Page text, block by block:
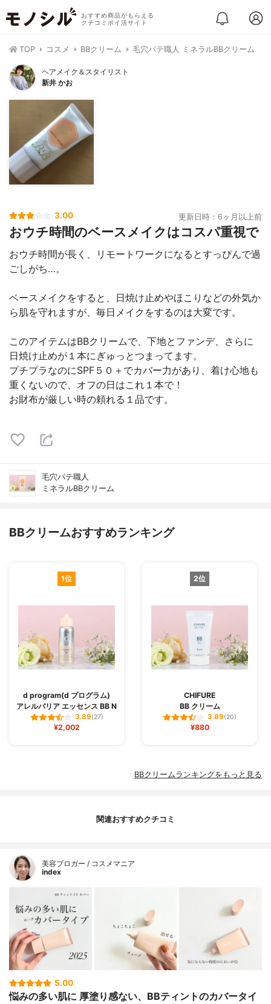
おすすめ商品がもらえる
クチコミポイ活サイト
TOP コスメ BBクリーム 毛穴パテ職人 ミネラルBBクリーム
ヘアメイク＆スタイリスト
新井 かお
3.00 更新日時：6ヶ月以上前
おウチ時間のベースメイクはコスパ重視で
おウチ時間が長く、リモートワークになるとすっぴんで過
ごしがち…。
ベースメイクをすると、日焼け止めやほこりなどの外気か
ら肌を守れますが、毎日メイクをするのは大変です。
このアイテムはBBクリームで、下地とファンデ、さらに
日焼け止めが１本にぎゅっとつまってます。
プチプラなのにSPF５０＋でカバー力があり、着け心地も
重くないので、オフの日はこれ１本で！
お財布が厳しい時の頼れる１品です。
毛穴パテ職人
ミネラルBBクリーム
BBクリームおすすめランキング
1位
d program(d プログラム)
アレルバリア エッセンス BB N
3.89(27)
¥2,002
2位
CHIFURE
BB クリーム
3.89(20)
¥880
BBクリームランキングをもっと見る
関連おすすめクチコミ
美容ブロガー / コスメマニア
index
5.00
悩みの多い肌に 厚塗り感ない、BBティントのカバータイ